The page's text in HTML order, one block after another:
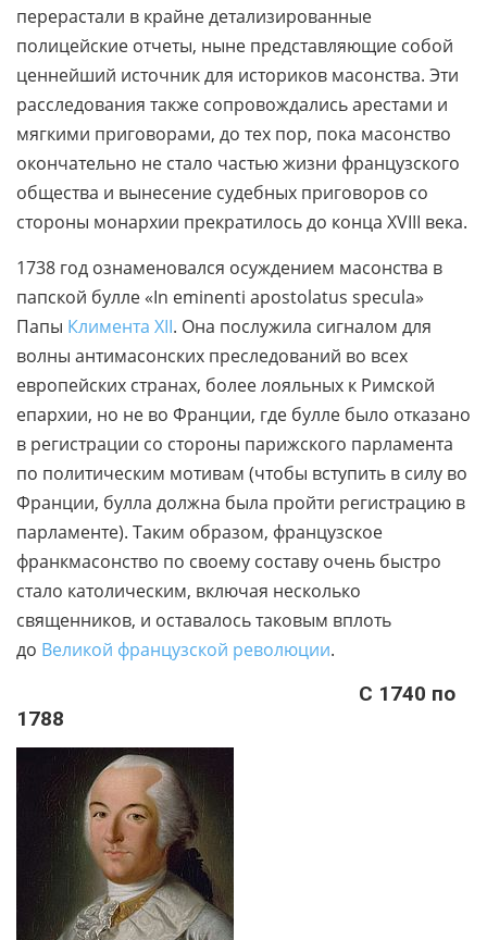
перерастали в крайне детализированные
полицейские отчеты, ныне представляющие собой
ценнейший источник для историков масонства. Эти
расследования также сопровождались арестами и
мягкими приговорами, до тех пор, пока масонство
окончательно не стало частью жизни французского
общества и вынесение судебных приговоров со
стороны монархии прекратилось до конца XVIII века.
1738 год ознаменовался осуждением масонства в
папской булле «In eminenti apostolatus specula»
Папы Климента XII. Она послужила сигналом для
волны антимасонских преследований во всех
европейских странах, более лояльных к Римской
епархии, но не во Франции, где булле было отказано
в регистрации со стороны парижского парламента
по политическим мотивам (чтобы вступить в силу во
Франции, булла должна была пройти регистрацию в
парламенте). Таким образом, французское
франкмасонство по своему составу очень быстро
стало католическим, включая несколько
священников, и оставалось таковым вплоть
до Великой французской революции.
С 1740 по
1788